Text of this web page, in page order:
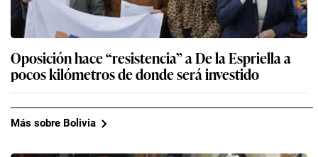
Oposición hace “resistencia” a De la Espriella a
pocos kilómetros de donde será investido
Más sobre Bolivia